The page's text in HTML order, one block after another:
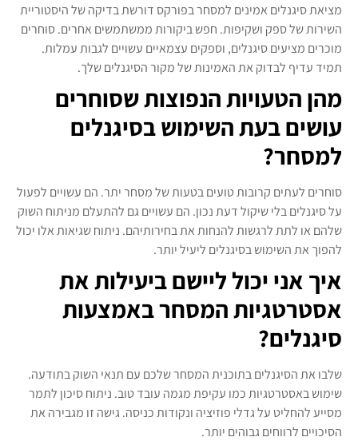
מציאת סיגנלים אמינים למסחר בפורקס דורשת בדיקה של היסטוריית
השירות של ספק ושקיפות. חפש ביקורות ממשתמשים אחרים. סוחרים
מוכרים מציעים סיגנלים, וספקים עצמאיים עשויים לגבות עמלות.
תמיד עדיף לבדוק את האמינות של מקור הסיגנלים שלך.
מהן הטעויות הנפוצות שסוחרים
עושים בעת השימוש בסיגנלים
למסחר?
סוחרים לעתים קרובות טועים בטעות של מסחר יתר. הם עשויים לפעול
על סיגנלים בלי שיקול דעת נכון. הם עשויים גם להתעלם מניתוח השוק
שלהם או לתת לרגשות להנחות את בחירותיהם. ניתוח שגיאות אלו יכול
להפוך את השימוש בסיגנלים ליעיל יותר.
איך אני יכול ליישם ביעילות את
אסטרטגיות המסחר באמצעות
סיגנלים?
שלבו את הסיגנלים בתוכנית המסחר שלכם עם תנאי השוק בתודעה.
שימוש באסטרטגיות כמו עקיפת מגמה עובד טוב. ניתוח סיכון לתמר
מסייע להחליט על גדלי פוזיציה ונקודות כניסה. גישה זו מגבירה את
הסיכויים לרווחים גבוהים יותר.